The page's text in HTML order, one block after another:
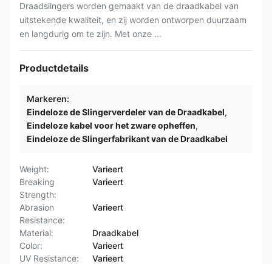
Draadslingers worden gemaakt van de draadkabel van
uitstekende kwaliteit, en zij worden ontworpen duurzaam
en langdurig om te zijn. Met onze ...
Productdetails
Markeren:
Eindeloze de Slingerverdeler van de Draadkabel,
Eindeloze kabel voor het zware opheffen,
Eindeloze de Slingerfabrikant van de Draadkabel
Weight:
Varieert
Breaking
Strength:
Varieert
Abrasion
Resistance:
Varieert
Material:
Draadkabel
Color:
Varieert
UV Resistance:
Varieert